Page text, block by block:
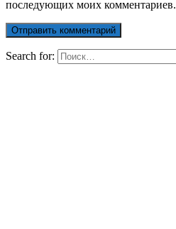
последующих моих комментариев.
Search for: